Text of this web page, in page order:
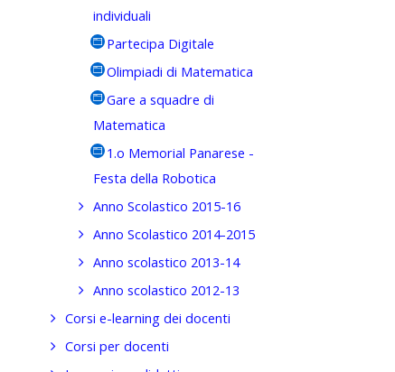
individuali
Partecipa Digitale
Olimpiadi di Matematica
Gare a squadre di
Matematica
1.o Memorial Panarese -
Festa della Robotica
Anno Scolastico 2015-16
Anno Scolastico 2014-2015
Anno scolastico 2013-14
Anno scolastico 2012-13
Corsi e-learning dei docenti
Corsi per docenti